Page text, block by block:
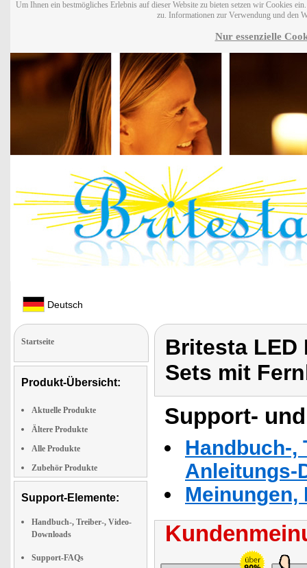
Um Ihnen ein bestmögliches Erlebnis auf dieser Website zu bieten setzen wir Cookies
zu. Informationen zur Verwendung und den
Nur essenzielle
Deutsch
Startseite
Produkt-Übersicht:
Aktuelle Produkte
Ältere Produkte
Alle Produkte
Zubehör Produkte
Support-Elemente:
Handbuch-, Treiber-, Video-
Downloads
Support-FAQs
Britesta LED
Sets mit
Support-
Handbuch-,
Anleitungs-